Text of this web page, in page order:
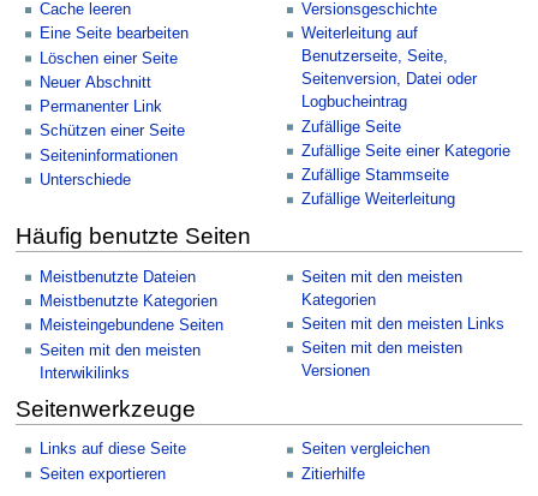
Cache leeren
Eine Seite bearbeiten
Löschen einer Seite
Neuer Abschnitt
Permanenter Link
Schützen einer Seite
Seiteninformationen
Unterschiede
Versionsgeschichte
Weiterleitung auf
Benutzerseite, Seite,
Seitenversion, Datei oder
Logbucheintrag
Zufällige Seite
Zufällige Seite einer Kategorie
Zufällige Stammseite
Zufällige Weiterleitung
Häufig benutzte Seiten
Meistbenutzte Dateien
Meistbenutzte Kategorien
Meisteingebundene Seiten
Seiten mit den meisten
Interwikilinks
Seiten mit den meisten
Kategorien
Seiten mit den meisten Links
Seiten mit den meisten
Versionen
Seitenwerkzeuge
Links auf diese Seite
Seiten exportieren
Seiten vergleichen
Zitierhilfe